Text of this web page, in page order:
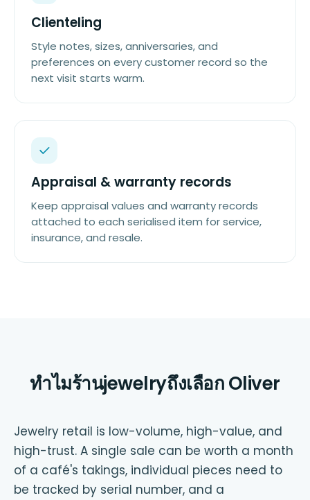
Clienteling
Style notes, sizes, anniversaries, and
preferences on every customer record so the
next visit starts warm.
Appraisal & warranty records
Keep appraisal values and warranty records
attached to each serialised item for service,
insurance, and resale.
ทำไมร้านjewelryถึงเลือก Oliver
Jewelry retail is low-volume, high-value, and
high-trust. A single sale can be worth a month
of a café's takings, individual pieces need to
be tracked by serial number, and a